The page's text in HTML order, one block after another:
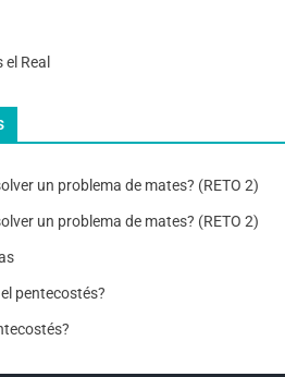
el Real
un problema de mates? (RETO 2)
un problema de mates? (RETO 2)
pentecostés?